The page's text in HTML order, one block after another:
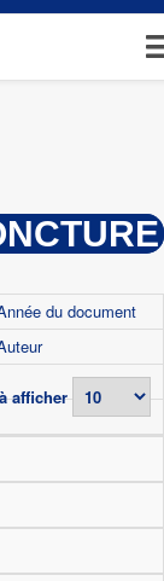
afficher
du document